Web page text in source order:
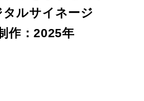
タルサイネージ
作：2025年